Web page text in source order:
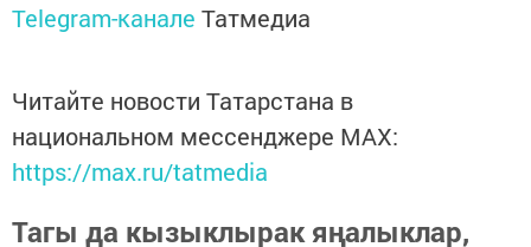
Telegram-канале Татмедиа
Читайте новости Татарстана в
национальном мессенджере MАХ:
https://max.ru/tatmedia
Тагы да кызыклырак яңалыклар,